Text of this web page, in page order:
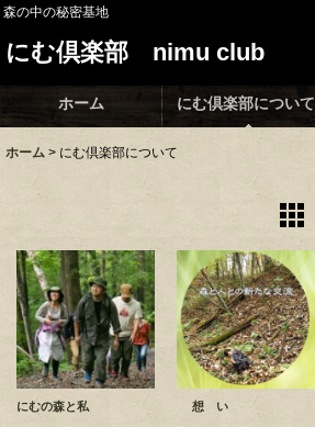
森の中の秘密基地
にむ倶楽部 nimu club
ホーム にむ倶楽部について
ホーム > にむ倶楽部について
にむの森と私 想 い